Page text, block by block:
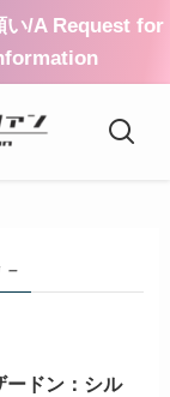
い/A Request for
–
ードン：シル